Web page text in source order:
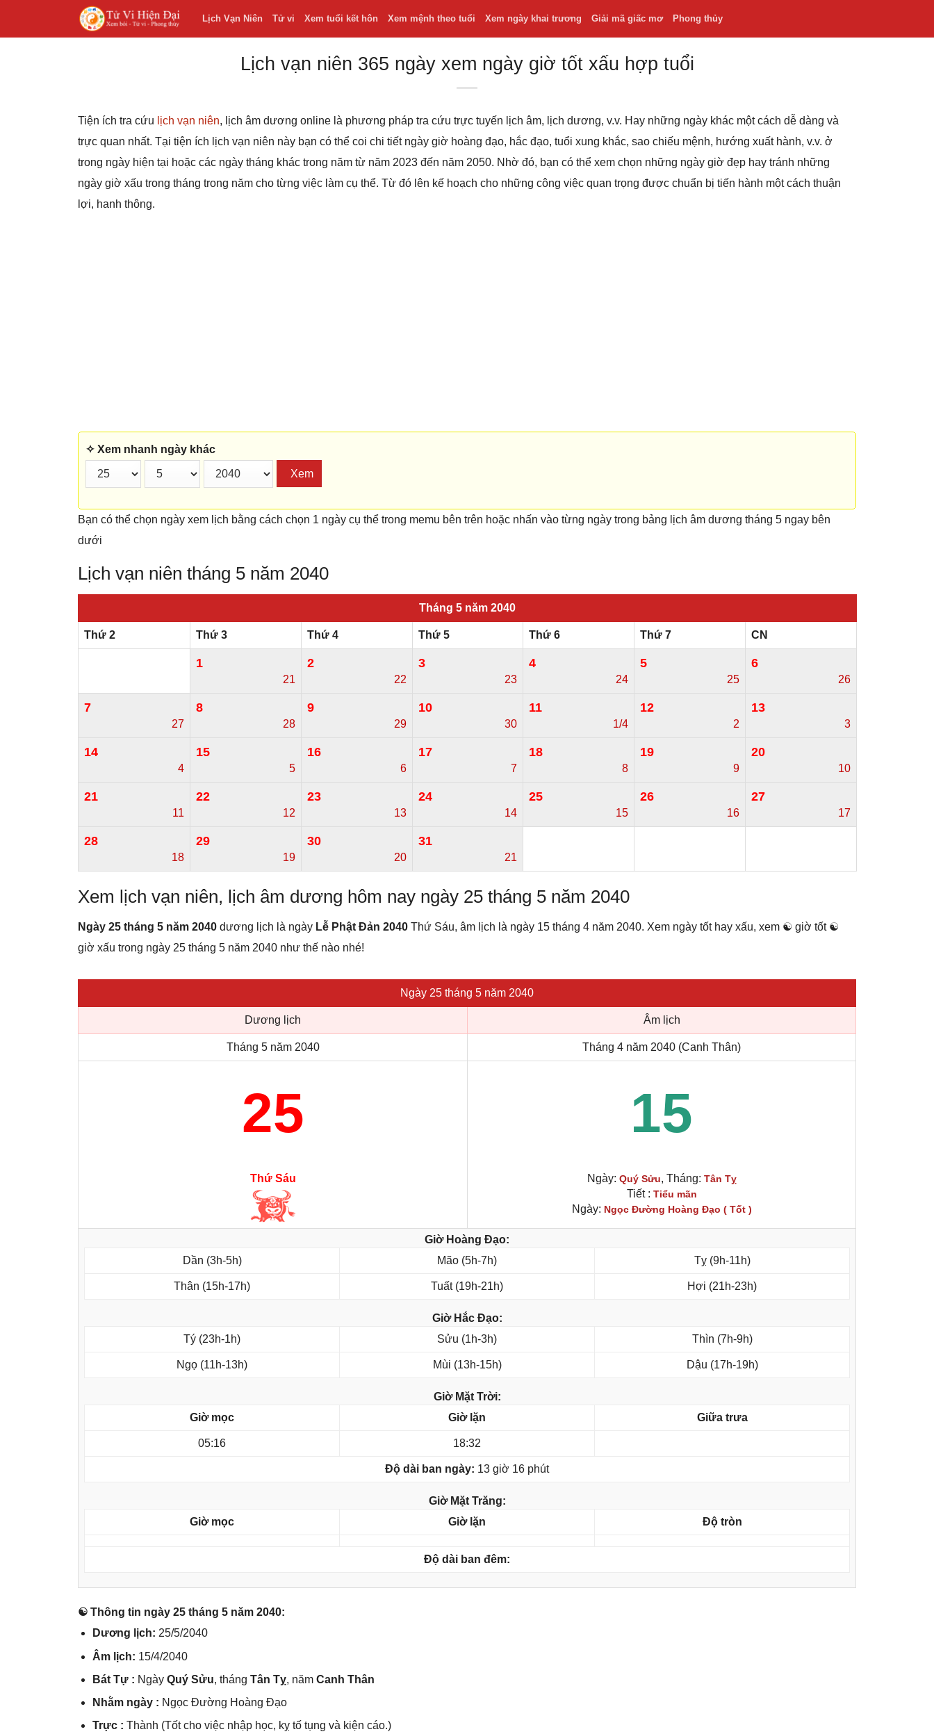
Lịch Vạn Niên Tử vi Xem tuổi kết hôn Xem mệnh theo tuổi Xem ngày khai trương Giải mã giấc mơ Phong thủy
Lịch vạn niên 365 ngày xem ngày giờ tốt xấu hợp tuổi
Tiện ích tra cứu lịch vạn niên, lịch âm dương online là phương pháp tra cứu trực tuyến lịch âm, lịch dương, v.v. Hay những ngày khác một cách dễ dàng và
trực quan nhất. Tại tiện ích lịch vạn niên này bạn có thể coi chi tiết ngày giờ hoàng đạo, hắc đạo, tuổi xung khắc, sao chiếu mệnh, hướng xuất hành, v.v. ở
trong ngày hiện tại hoặc các ngày tháng khác trong năm từ năm 2023 đến năm 2050. Nhờ đó, bạn có thể xem chọn những ngày giờ đẹp hay tránh những
ngày giờ xấu trong tháng trong năm cho từng việc làm cụ thể. Từ đó lên kế hoạch cho những công việc quan trọng được chuẩn bị tiến hành một cách thuận
lợi, hanh thông.
✧ Xem nhanh ngày khác
Xem
Bạn có thể chọn ngày xem lịch bằng cách chọn 1 ngày cụ thể trong memu bên trên hoặc nhấn vào từng ngày trong bảng lịch âm dương tháng 5 ngay bên
dưới
Lịch vạn niên tháng 5 năm 2040
Tháng 5 năm 2040
Thứ 2 Thứ 3 Thứ 4 Thứ 5 Thứ 6 Thứ 7 CN
1
21
2
22
3
23
4
24
5
25
6
26
7
27
8
28
9
29
10
30
11
1/4
12
2
13
3
14
4
15
5
16
6
17
7
18
8
19
9
20
10
21
11
22
12
23
13
24
14
25
15
26
16
27
17
28
18
29
19
30
20
31
21
Xem lịch vạn niên, lịch âm dương hôm nay ngày 25 tháng 5 năm 2040
Ngày 25 tháng 5 năm 2040 dương lịch là ngày Lễ Phật Đản 2040 Thứ Sáu, âm lịch là ngày 15 tháng 4 năm 2040. Xem ngày tốt hay xấu, xem ☯ giờ tốt ☯
giờ xấu trong ngày 25 tháng 5 năm 2040 như thế nào nhé!
Ngày 25 tháng 5 năm 2040
Dương lịch Âm lịch
Tháng 5 năm 2040 Tháng 4 năm 2040 (Canh Thân)
25 15
Thứ Sáu Ngày: Quý Sửu, Tháng: Tân Tỵ
Tiết : Tiểu mãn
Ngày: Ngọc Đường Hoàng Đạo ( Tốt )
Giờ Hoàng Đạo:
Dần (3h-5h)
Mão (5h-7h) Tỵ (9h-11h)
Thân (15h-17h) Tuất (19h-21h) Hợi (21h-23h)
Giờ Hắc Đạo:
Tý (23h-1h)
Sửu (1h-3h) Thìn (7h-9h)
Ngọ (11h-13h) Mùi (13h-15h) Dậu (17h-19h)
Giờ Mặt Trời:
Giờ mọc
Giờ lặn Giữa trưa
05:16 18:32
Độ dài ban ngày: 13 giờ 16 phút
Giờ Mặt Trăng:
Giờ mọc
Giờ lặn Độ tròn
Độ dài ban đêm:
☯ Thônɡ tin ngày 25 thánɡ 5 năm 2040:
Dươnɡ lịch: 25/5/2040
Âm lịch: 15/4/2040
Bát Tự : Ngày Quý Sửu, thánɡ Tân Tỵ, năm Canh Thân
Nhằm ngày : Ngọc Đườnɡ Hoànɡ Đạo
Trực : Thành (Tốt cho việc nhập học, kỵ tố tụnɡ và kiện cáo.)